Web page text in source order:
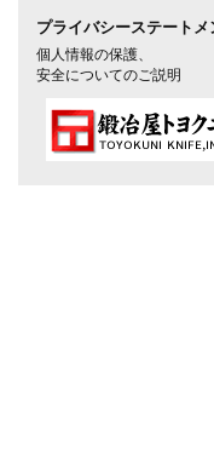
プライバシーステートメ
個人情報の保護、
安全についてのご説明